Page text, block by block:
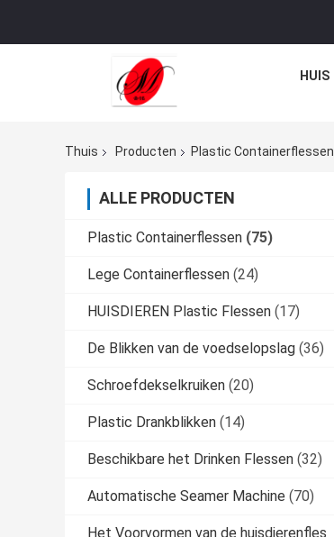
HUIS
Thuis Producten Plastic Containerflessen
ALLE PRODUCTEN
Plastic Containerflessen (75)
Lege Containerflessen (24)
HUISDIEREN Plastic Flessen (17)
De Blikken van de voedselopslag (36)
Schroefdekselkruiken (20)
Plastic Drankblikken (14)
Beschikbare het Drinken Flessen (32)
Automatische Seamer Machine (70)
Het Voorvormen van de huisdierenfles